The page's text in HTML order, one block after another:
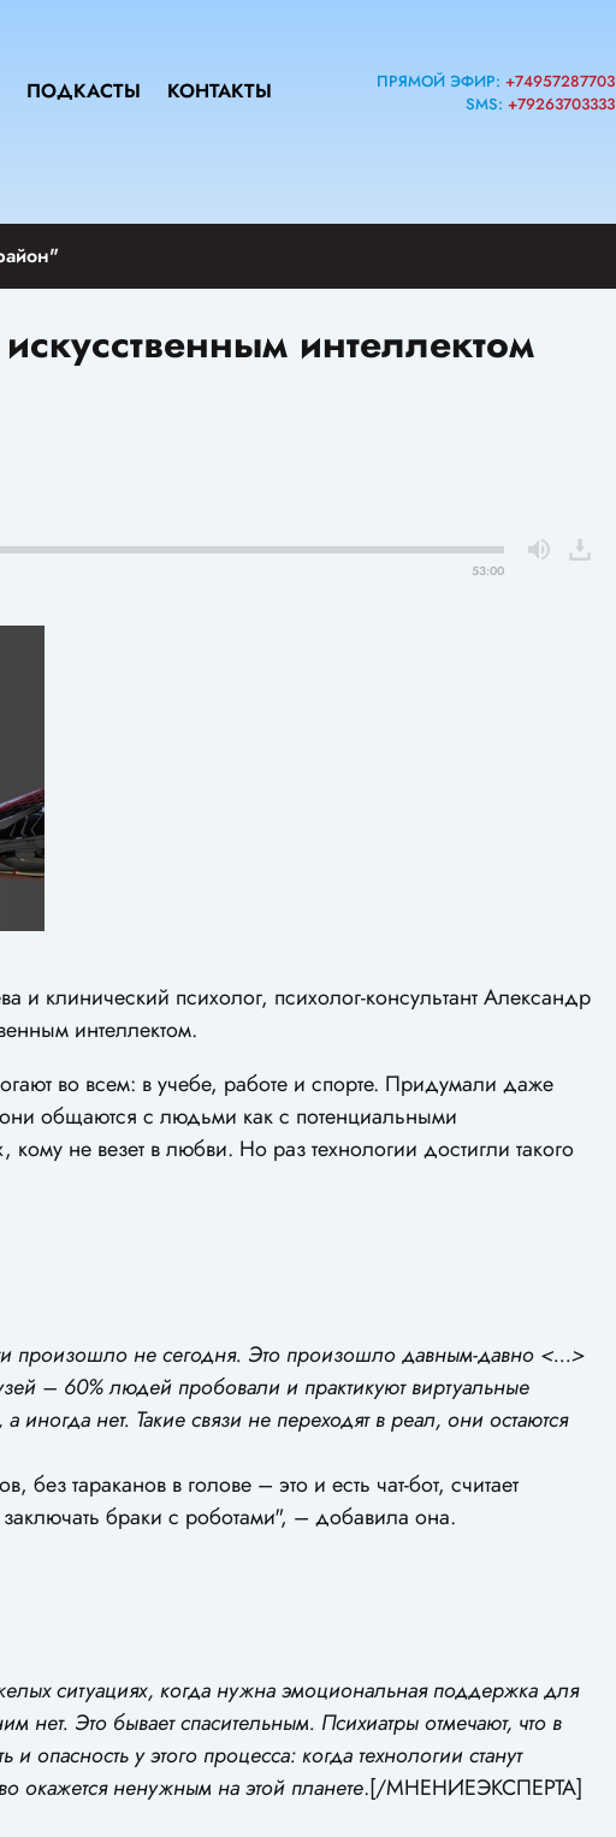
ПОДКАСТЫ КОНТАКТЫ ПРЯМОЙ ЭФИР: +74957287703
SMS: +79263703333
интеллектом
53:00
и клинический психолог, психолог-консультант Александр
интеллектом.
во всем: в учебе, работе и спорте. Придумали даже
общаются с людьми как с потенциальными
не везет в любви. Но раз технологии достигли такого
произошло не сегодня. Это произошло давным-давно <...>
– 60% людей пробовали и практикуют виртуальные
нет. Такие связи не переходят в реал, они остаются
тараканов в голове – это и есть чат-бот, считает
браки с роботами", – добавила она.
ситуациях, когда нужна эмоциональная поддержка для
Это бывает спасительным. Психиатры отмечают, что в
опасность у этого процесса: когда технологии станут
окажется ненужным на этой планете.[/МНЕНИЕЭКСПЕРТА]